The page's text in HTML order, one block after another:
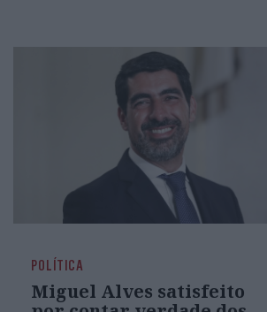
POLÍTICA
Miguel Alves satisfeito